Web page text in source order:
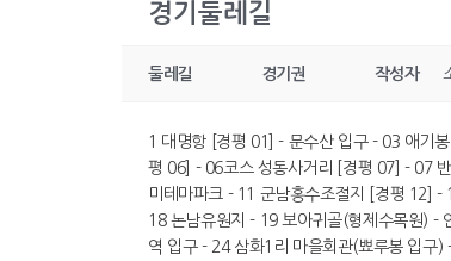
경기둘레길
둘레길 경기권 작성자
1 대명항 [경평 01] - 문수산 입구 - 03 애기
평 06] - 06코스 성동사거리 [경평 07] - 07
미테마파크 - 11 군남홍수조절지 [경평 12]
18 논남유원지 - 19 보아귀골(형제수목원) -
역 입구 - 24 삼화1리 마을회관(뾰루봉 입구